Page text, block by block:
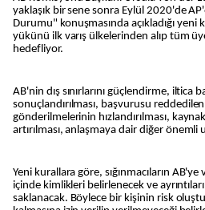
yaklaşık bir sene sonra Eylül 2020'de
Durumu" konuşmasında açıkladığı
yükünü ilk varış ülkelerinden alıp tüm
hedefliyor.
AB'nin dış sınırlarını güçlendirme, iltica
sonuçlandırılması, başvurusu
gönderilmelerinin hızlandırılması,
artırılması, anlaşmaya dair diğer önemli
Yeni kurallara göre, sığınmacıların
içinde kimlikleri belirlenecek ve
saklanacak. Böylece bir kişinin risk